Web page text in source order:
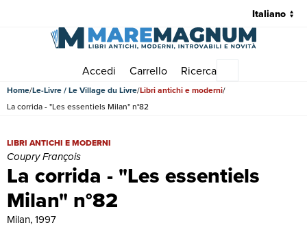
Accedi Carrello Ricerca
Home Le-Livre / Le Village du Livre Libri antichi e moderni
La corrida - "Les essentiels Milan" n°82
La corrida - "Les essentiels
Milan" n°82
La corrida - "Les essentiels Milan" n°82 | Libri antichi e moderni |
LIBRI ANTICHI E MODERNI
Coupry François
Milan, 1997